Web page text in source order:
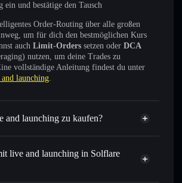
ein und bestätige den Tausch
Order-Routing über alle großen
um für dich den bestmöglichen Kurs
auch Limit-Orders setzen oder DCA
nutzen, um deine Trades zu
vollständige Anleitung findest du unter
launching.
and launching zu kaufen?
nicht
live and launching in Solflare